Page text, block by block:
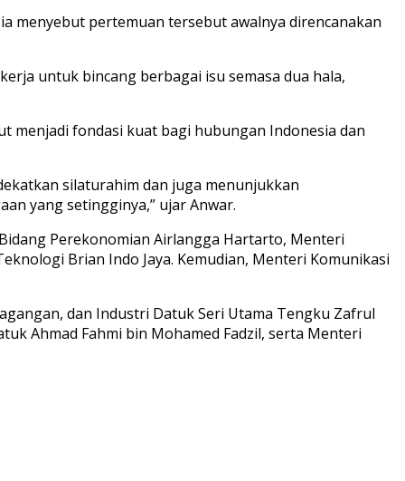
menyebut pertemuan tersebut awalnya direncanakan
untuk bincang berbagai isu semasa dua hala,
menjadi fondasi kuat bagi hubungan Indonesia dan
silaturahim dan juga menunjukkan
yang setingginya,” ujar Anwar.
Perekonomian Airlangga Hartarto, Menteri
Brian Indo Jaya. Kemudian, Menteri Komunikasi
dan Industri Datuk Seri Utama Tengku Zafrul
Ahmad Fahmi bin Mohamed Fadzil, serta Menteri